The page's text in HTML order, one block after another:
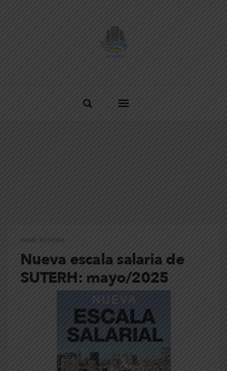
HOME NOTICIAS
Nueva escala salaria de
SUTERH: mayo/2025